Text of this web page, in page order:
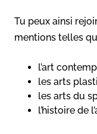
Tu peux ainsi
mentions telles
l’art
les arts
les arts du
l’histoire de